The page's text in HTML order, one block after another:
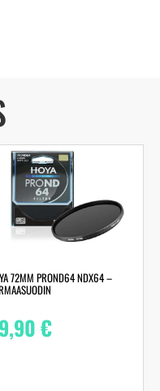
72MM PROND64 NDX64 –
€